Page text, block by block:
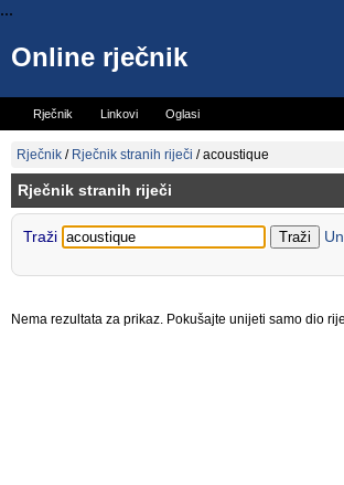
...
Online rječnik
Rječnik Linkovi Oglasi
Vicevi Mini rječnik
Rječnik / Rječnik stranih riječi /acoustique
Rječnik stranih riječi
Traži
Nema rezultata za prikaz. Pokušajte unijeti samo dio